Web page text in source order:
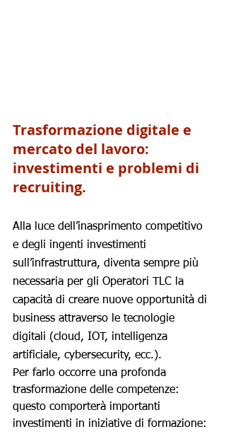
Trasformazione digitale e
mercato del lavoro:
investimenti e problemi di
recruiting.
Alla luce dell’inasprimento competitivo
e degli ingenti investimenti
sull’infrastruttura, diventa sempre più
necessaria per gli Operatori TLC la
capacità di creare nuove opportunità di
business attraverso le tecnologie
digitali (cloud, IOT, intelligenza
artificiale, cybersecurity, ecc.).
Per farlo occorre una profonda
trasformazione delle competenze:
questo comporterà importanti
investimenti in iniziative di formazione: